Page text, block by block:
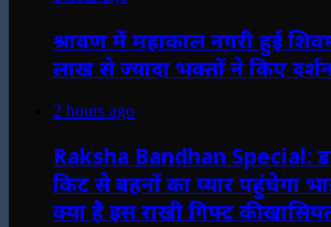
श्रावण में महाकाल नगरी हुई
लाख से ज्यादा भक्तों ने किए
2 hours ago
Raksha Bandhan Special:
किट से बहनों का प्यार पहुंचेगा
क्या है इस राखी गिफ्ट की